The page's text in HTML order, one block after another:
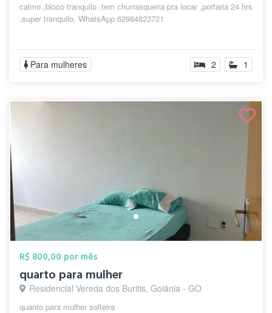
calmo ,bloco tranquilo ,tem churrasqueira pra locar ,portaria 24 hrs
,super tranquilo. WhatsApp 62984823721
Para mulheres 2 1
R$ 800,00 por mês
quarto para mulher
Residencial Vereda dos Buritis, Goiânia - GO
quanto para mulher solteira